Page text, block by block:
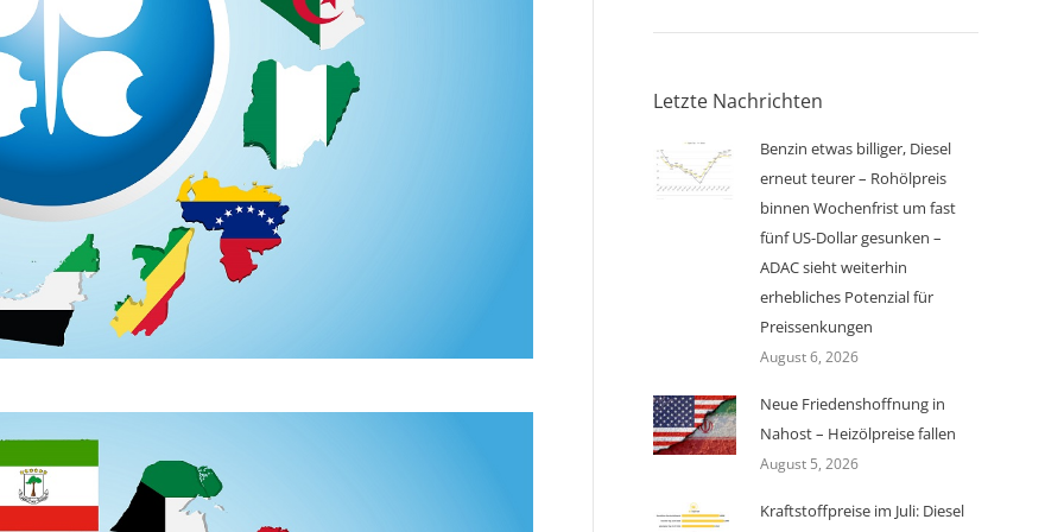
Letzte Nachrichten
Benzin etwas billiger, Diesel
erneut teurer – Rohölpreis
binnen Wochenfrist um fast
fünf US-Dollar gesunken –
ADAC sieht weiterhin
erhebliches Potenzial für
Preissenkungen
August 6, 2026
Neue Friedenshoffnung in
Nahost – Heizölpreise fallen
August 5, 2026
Kraftstoffpreise im Juli: Diesel